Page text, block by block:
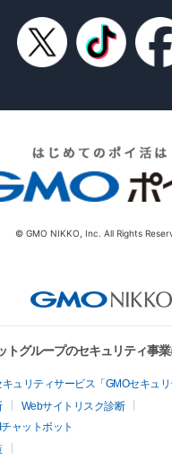
© GMO NIKKO, Inc. All Rights
トグループのセキュリティ事
ュリティサービス「GMOセキュリ
Webサイトリスク診断
ャットボット